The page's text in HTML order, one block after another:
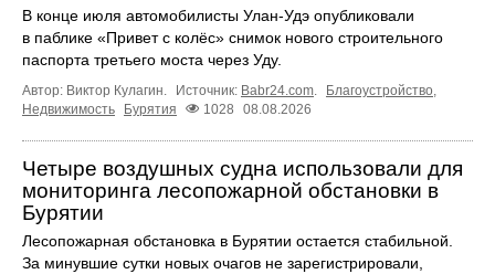
В конце июля автомобилисты Улан-Удэ опубликовали
в паблике «Привет с колёс» снимок нового строительного
паспорта третьего моста через Уду.
Автор: Виктор Кулагин. Источник: Babr24.com Благоустройство
Недвижимость
Бурятия 1028 08.08.2026
Четыре воздушных судна использовали для
мониторинга лесопожарной обстановки в
Бурятии
Лесопожарная обстановка в Бурятии остается стабильной.
За минувшие сутки новых очагов не зарегистрировали,